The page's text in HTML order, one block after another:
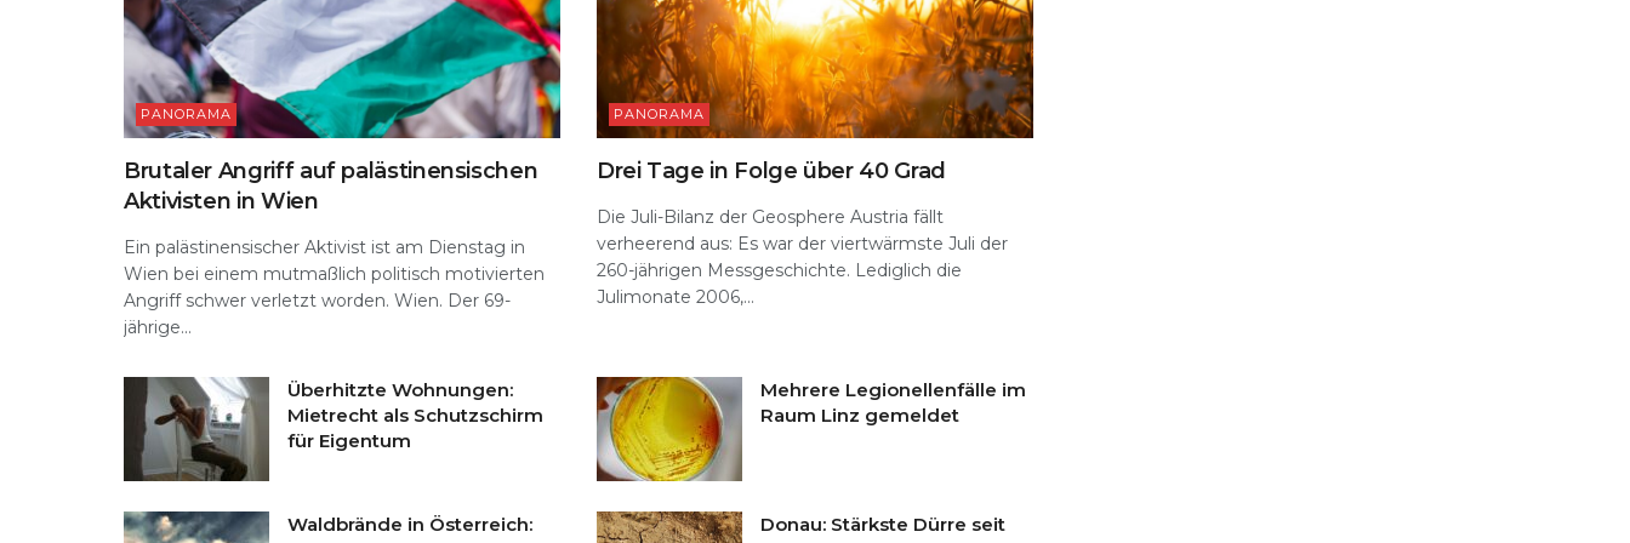
PANORAMA
Brutaler Angriff auf palästinensischen
Aktivisten in Wien
Ein palästinensischer Aktivist ist am Dienstag in
Wien bei einem mutmaßlich politisch motivierten
Angriff schwer verletzt worden. Wien. Der 69-
jährige...
PANORAMA
Drei Tage in Folge über 40 Grad
Die Juli-Bilanz der Geosphere Austria fällt
verheerend aus: Es war der viertwärmste Juli der
260-jährigen Messgeschichte. Lediglich die
Julimonate 2006,...
Überhitzte Wohnungen:
Mietrecht als Schutzschirm
für Eigentum
Mehrere Legionellenfälle im
Raum Linz gemeldet
Waldbrände in Österreich:
Donau: Stärkste Dürre seit